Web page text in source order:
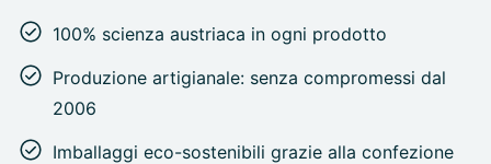
100% scienza austriaca in ogni prodotto
Produzione artigianale: senza compromessi dal
2006
Imballaggi eco-sostenibili grazie alla confezione